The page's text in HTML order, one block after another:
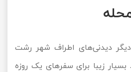
دیگر دیدنی‌های اطراف شهر رشت
زیبا برای سفرهای یک روزه